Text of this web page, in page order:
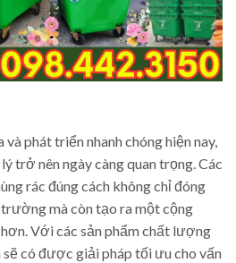
phát triển nhanh chóng hiện nay,
trở nên ngày càng quan trọng. Các
rác đúng cách không chỉ đóng
mà còn tạo ra một cộng
Với các sản phẩm chất lượng
sẽ có được giải pháp tối ưu cho vấn